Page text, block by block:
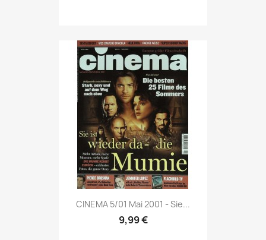
Vorschau
CINEMA 5/01 Mai 2001 - Sie...
9,99 €